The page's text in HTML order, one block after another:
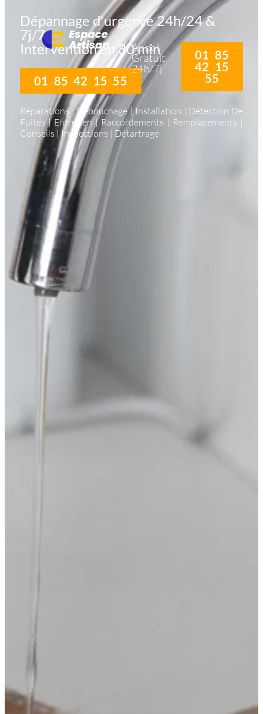
Appel
Gratuit
24h/7j
01 85
42 15
55
Dépannage d'urgence 24h/24 &
7j/7
Intervention en 30 min
01 85 42 15 55
Réparations | Débouchage | Installation | Détection De
Fuites | Entretien | Raccordements | Remplacements |
Conseils | Inspections | Détartrage